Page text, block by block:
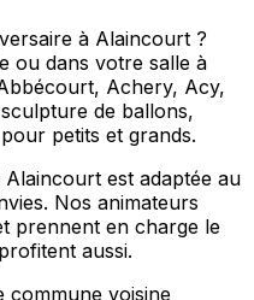
à Alaincourt ?
ou dans votre salle à
Achery, Acy,
de ballons,
petits et grands.
est adaptée au
Nos animateurs
prennent en charge le
aussi.
commune voisine